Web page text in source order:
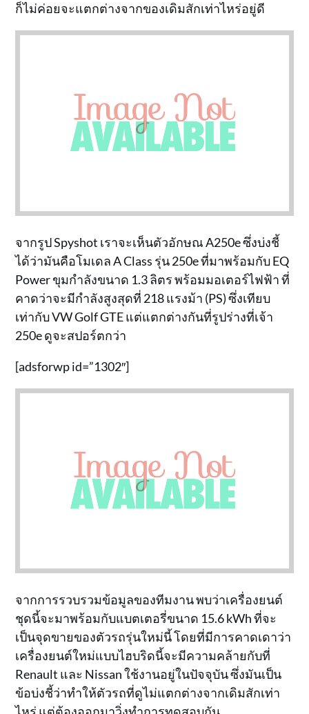
ก็ไม่ค่อยจะแตกต่างจากของเดิมสักเท่าไหร่อยู่ดี
จากรูป Spyshot เราจะเห็นตัวอักษณ A250e ซึ่งบ่งชี้
ได้ว่ามันคือโมเดล A Class รุ่น 250e ที่มาพร้อมกับ EQ
Power ขุมกำลังขนาด 1.3 ลิตร พร้อมมอเตอร์ไฟฟ้า ที่
คาดว่าจะมีกำลังสูงสุดที่ 218 แรงม้า (PS) ซึ่งเทียบ
เท่ากับ VW Golf GTE แต่แตกต่างกันที่รูปร่างที่เจ้า
250e ดูจะสปอร์ตกว่า
[adsforwp id=”1302″]
จากการรวบรวมข้อมูลของทีมงาน พบว่าเครื่องยนต์
ชุดนี้จะมาพร้อมกับแบตเตอรี่ขนาด 15.6 kWh ที่จะ
เป็นจุดขายของตัวรถรุ่นใหม่นี้ โดยที่มีการคาดเดาว่า
เครื่องยนต์ใหม่แบบไฮบริดนี้จะมีความคล้ายกับที่
Renault และ Nissan ใช้งานอยู่ในปัจจุบัน ซึ่งมันเป็น
ข้อบ่งชี้ว่าทำให้ตัวรถที่ดูไม่แตกต่างจากเดิมสักเท่า